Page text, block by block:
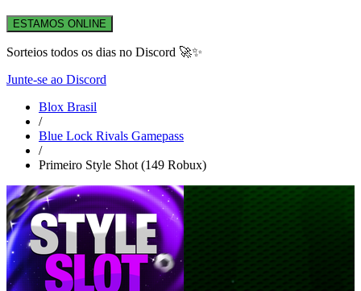
ESTAMOS ONLINE
Sorteios todos os dias no Discord 🚀✨
Junte-se ao Discord
Blox Brasil
/
Blue Lock Rivals Gamepass
/
Primeiro Style Shot (149 Robux)